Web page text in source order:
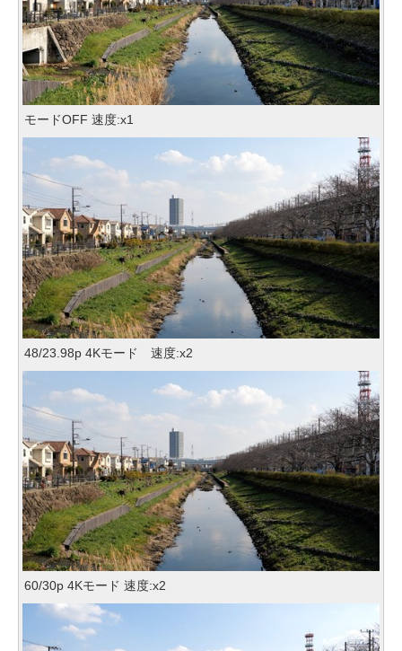
モードOFF 速度:x1
48/23.98p 4Kモード 速度:x2
60/30p 4Kモード 速度:x2